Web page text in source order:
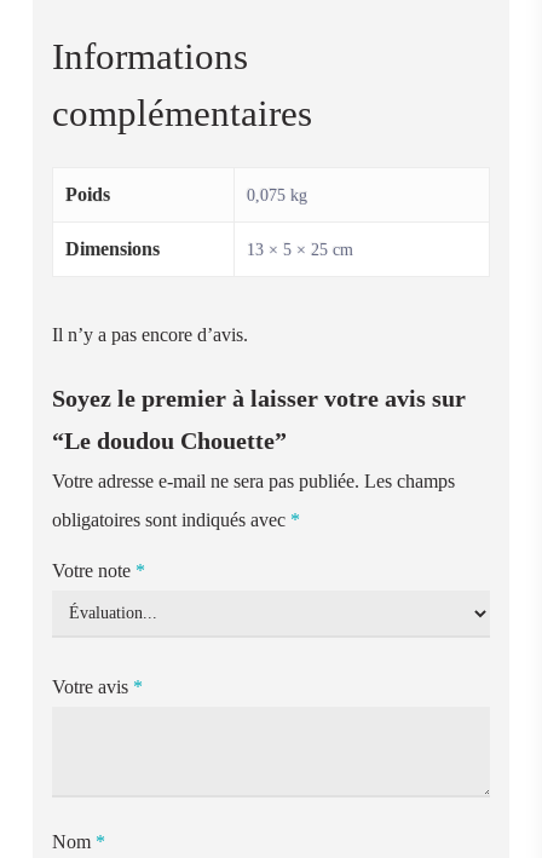
Informations
complémentaires
Poids 0,075 kg
Dimensions 13 × 5 × 25 cm
Il n’y a pas encore d’avis.
Soyez le premier à laisser votre avis sur
“Le doudou Chouette”
Votre adresse e-mail ne sera pas publiée. Les champs
obligatoires sont indiqués avec *
Votre note *
Votre avis *
Nom *